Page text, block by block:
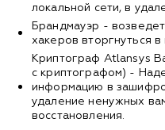
локальной сети, в
Брандмауэр -
хакеров вторгнуться
Криптограф Atlansys
с криптографом) -
информацию в
удаление ненужных
восстановления.